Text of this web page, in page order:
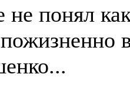
не понял